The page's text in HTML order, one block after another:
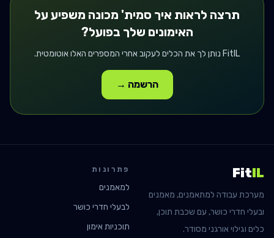
תרצה לראות איך סמית' מכונה משפיע על
האימונים שלך בפועל?
FitIL נותן לך את הכלים לעקוב אחרי המספרים האלו אוטומטית.
הרשמה →
FitIL
מערכת עבודה למתאמנים, מאמנים
ובעלי חדרי כושר, עם שכבת תוכן,
כלים וגילוי אורגני מסודר.
פתרונות
למאמנים
לבעלי חדרי כושר
תוכניות אימון